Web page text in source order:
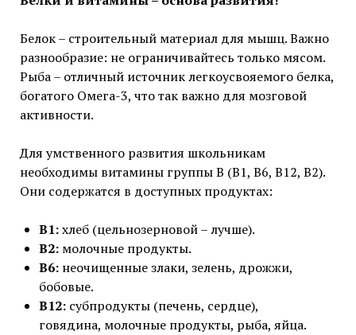
Белок – строительный материал для мышц. Важно
разнообразие: не ограничивайтесь только мясом.
Рыба – отличный источник легкоусвояемого белка,
богатого Омега-3, что так важно для мозговой
активности.
Для умственного развития школьникам
необходимы витамины группы B (B1, B6, B12, B2).
Они содержатся в доступных продуктах:
B1:хлеб (цельнозерновой – лучше).
B2:молочные продукты.
B6:неочищенные злаки, зелень, дрожжи,
бобовые.
B12:субпродукты (печень, сердце),
говядина, молочные продукты, рыба, яйца.